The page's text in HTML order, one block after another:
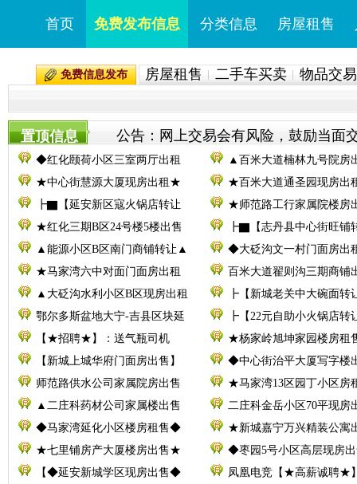
首页 免费发布信息 分类信息 房屋租售
免费信息发布 房屋租售 二手车买卖 物品交易
置顶信息 公告：网上交易会有风险，鼓励当面
◆红化颐荷小区三室两厅出租
▲百米大道楠林九号院房
★中心街慧源大厦现房出租★
★百米大道通圣园现房出
┣▇【延安新区寇火锅店转让
★师范路工行家属院楼房
★红化三期B区24号楼5楼出售
┣▇【志丹县中心街旺铺
▲能源小区B区南门商铺转让▲
◆大砭沟文一村门面房出
★马家湾六中对面门面房出租
百米大道翟则沟三期商铺
▲大砭沟水利小区B区现房出租
┣【新城老关中大碗面转
鄂尔多斯盆地大宁-吉县区块延
┣【22元自助小火锅店转
【★招聘★】：送气瓶司机
★杨家岭旭坤家园楼房租
【新城上城华府门面房出售】
◆中心街治平大厦写字楼
师范路供水公司家属院房出售
★马家湾13区园丁小区房
▲二庄科药材公司家属楼出售
二庄科金岳小区70平现房
◆马家湾延化小区楼房租售◆
★新城嘉宁万兴精装公寓
★七里铺房产大厦楼房出售★
◆枣园5号小区高层现房
【◆延安新城学区现房出售◆
凤凰电竞【★高薪诚聘★